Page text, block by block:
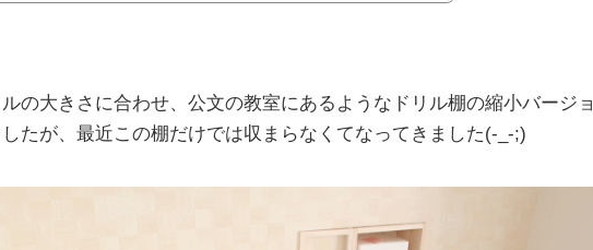
の大きさに合わせ、公文の教室にあるようなドリル棚の縮小バージョ
たが、最近この棚だけでは収まらなくてなってきました(-_-;)